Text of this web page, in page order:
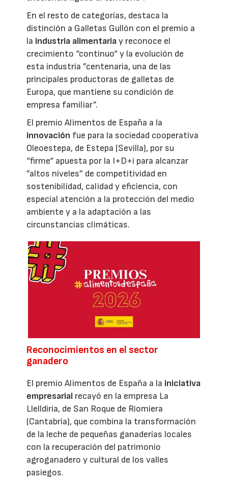
En el resto de categorías, destaca la
distinción a Galletas Gullón con el premio a
la industria alimentariay reconoce el
crecimiento “continuo“ y la evolución de
esta industria ”centenaria, una de las
principales productoras de galletas de
Europa, que mantiene su condición de
empresa familiar”.
El premio Alimentos de España a la
innovación fue para la sociedad cooperativa
Oleoestepa, de Estepa (Sevilla), por su
“firme“ apuesta por la I+D+i para alcanzar
”altos niveles” de competitividad en
sostenibilidad, calidad y eficiencia, con
especial atención a la protección del medio
ambiente y a la adaptación a las
circunstancias climáticas.
Reconocimientos en el sector
ganadero
El premio Alimentos de España a la iniciativa
empresarial recayó en la empresa La
Llelldiría, de San Roque de Riomiera
(Cantabria), que combina la transformación
de la leche de pequeñas ganaderías locales
con la recuperación del patrimonio
agroganadero y cultural de los valles
pasiegos.